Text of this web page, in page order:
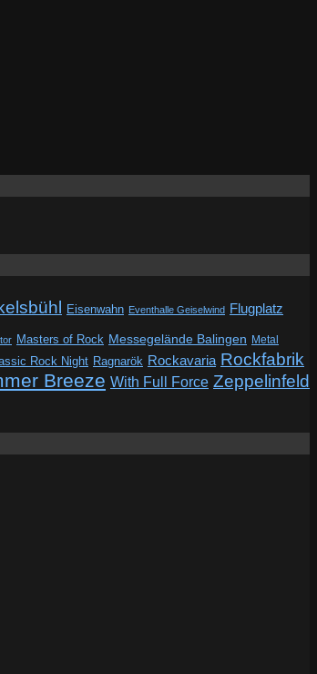
Eisenwahn Eventhalle Geiselwind Flugplatz
Masters of Rock Messegelände Balingen Metal
Rock Night Ragnarök Rockavaria Rockfabrik
Breeze With Full Force Zeppelinfeld